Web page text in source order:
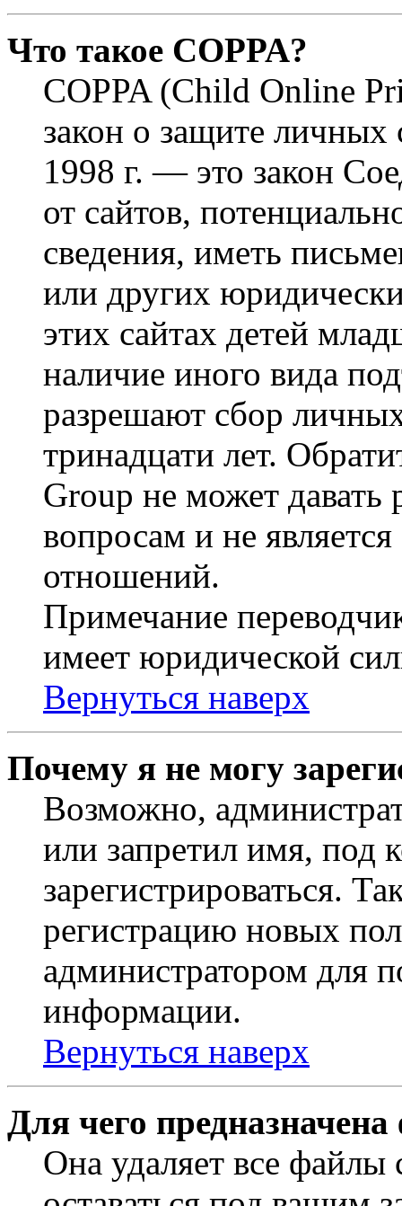
Что такое COPPA?
COPPA (Child Online
закон о защите личных
1998 г. — это закон
от сайтов,
сведения, иметь
или других
этих сайтах детей
наличие иного вида
разрешают сбор
тринадцати лет.
Group не может
вопросам и не
отношений.
Примечание
имеет юридической
Вернуться наверх
Почему я не могу
Возможно,
или запретил имя, под
зарегистрироваться.
регистрацию новых
администратором для
информации.
Вернуться наверх
Для чего
Она удаляет все файлы